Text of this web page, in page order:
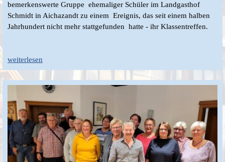
bemerkenswerte Gruppe ehemaliger Schüler im Landgasthof
Schmidt in Aichazandt zu einem Ereignis, das seit einem halben
Jahrhundert nicht mehr stattgefunden hatte - ihr Klassentreffen.
weiterlesen